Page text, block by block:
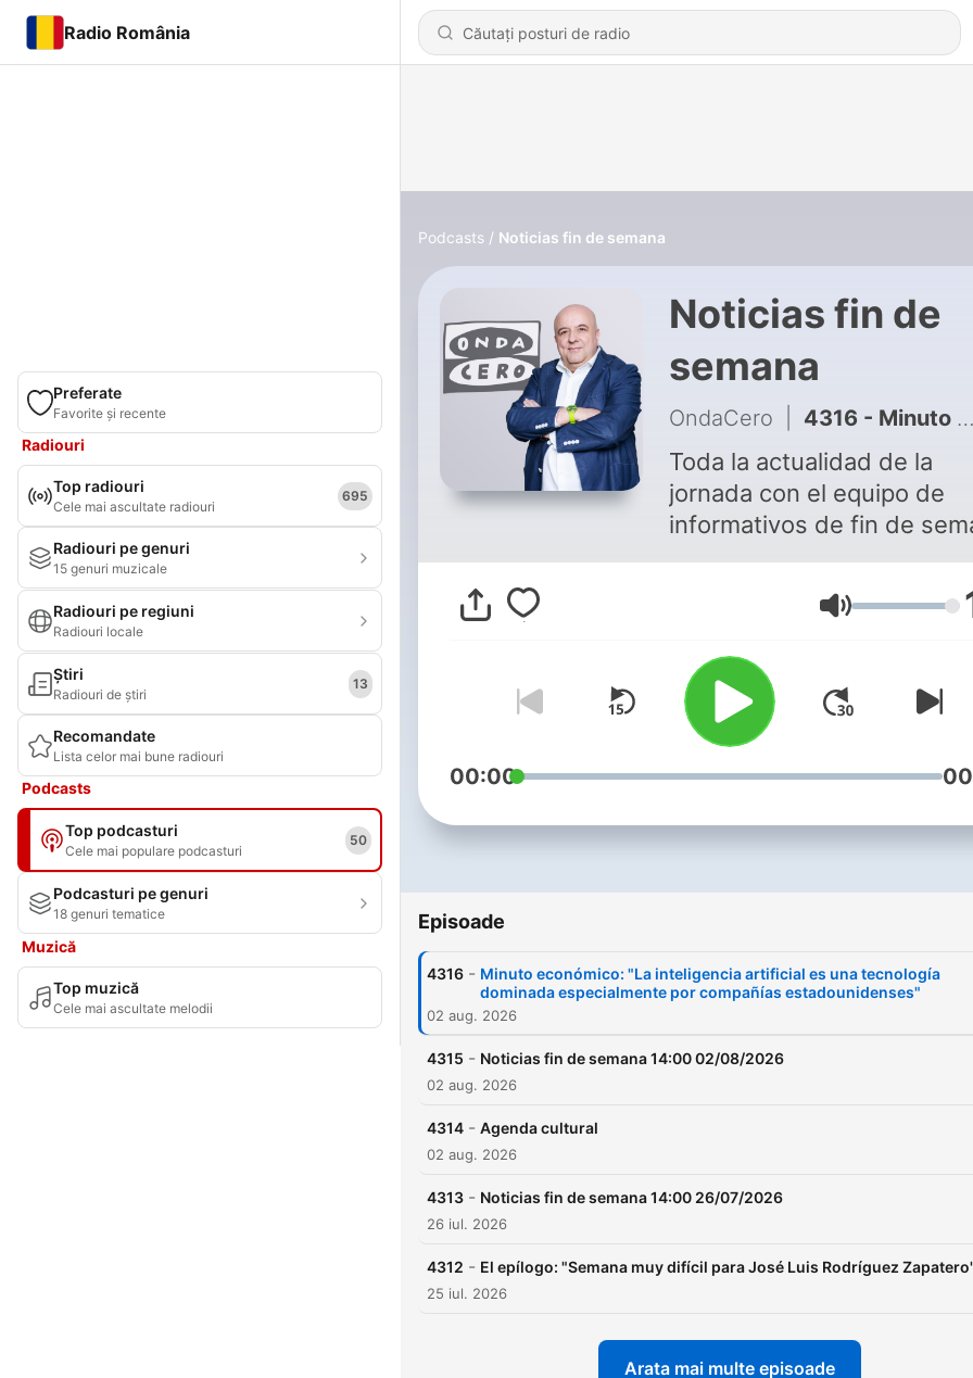
Radio România
Preferate
Favorite și recente
Radiouri
Top radiouri
Cele mai ascultate radiouri
695
Radiouri pe genuri
15 genuri muzicale
Radiouri pe regiuni
Radiouri locale
Știri
Radiouri de știri
13
Recomandate
Lista celor mai bune radiouri
Podcasts
Top podcasturi
Cele mai populare podcasturi
50
Podcasturi pe genuri
18 genuri tematice
Muzică
Top muzică
Cele mai ascultate melodii
Podcasts Noticias fin de semana
Noticias fin de
semana
OndaCero 4316 - Minuto económico: "La inteligencia artificial es una tecnología dominada especialmente por compañías estadounidenses"
Toda la actualidad de la
jornada con el equipo de
informativos de fin de
de Onda Cero.
Volum
00:00
Episoade
4316 - Minuto económico: "La inteligencia artificial es una tecnología
dominada especialmente por compañías estadounidenses"
02 aug. 2026
4315 - Noticias fin de semana 14:00 02/08/2026
02 aug. 2026
4314 - Agenda cultural
02 aug. 2026
4313 - Noticias fin de semana 14:00 26/07/2026
26 iul. 2026
4312 - El epílogo: "Semana muy difícil para José Luis Rodríguez
25 iul. 2026
Arata mai multe episoade